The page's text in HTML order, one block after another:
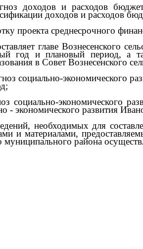
доходов и расходов
доходов и расходов
проекта среднесрочного
главе Вознесенского
год и плановый период, а
в Совет Вознесенского
социально-экономического
социально-экономического
- экономического развития
необходимых для
и материалами,
муниципального района